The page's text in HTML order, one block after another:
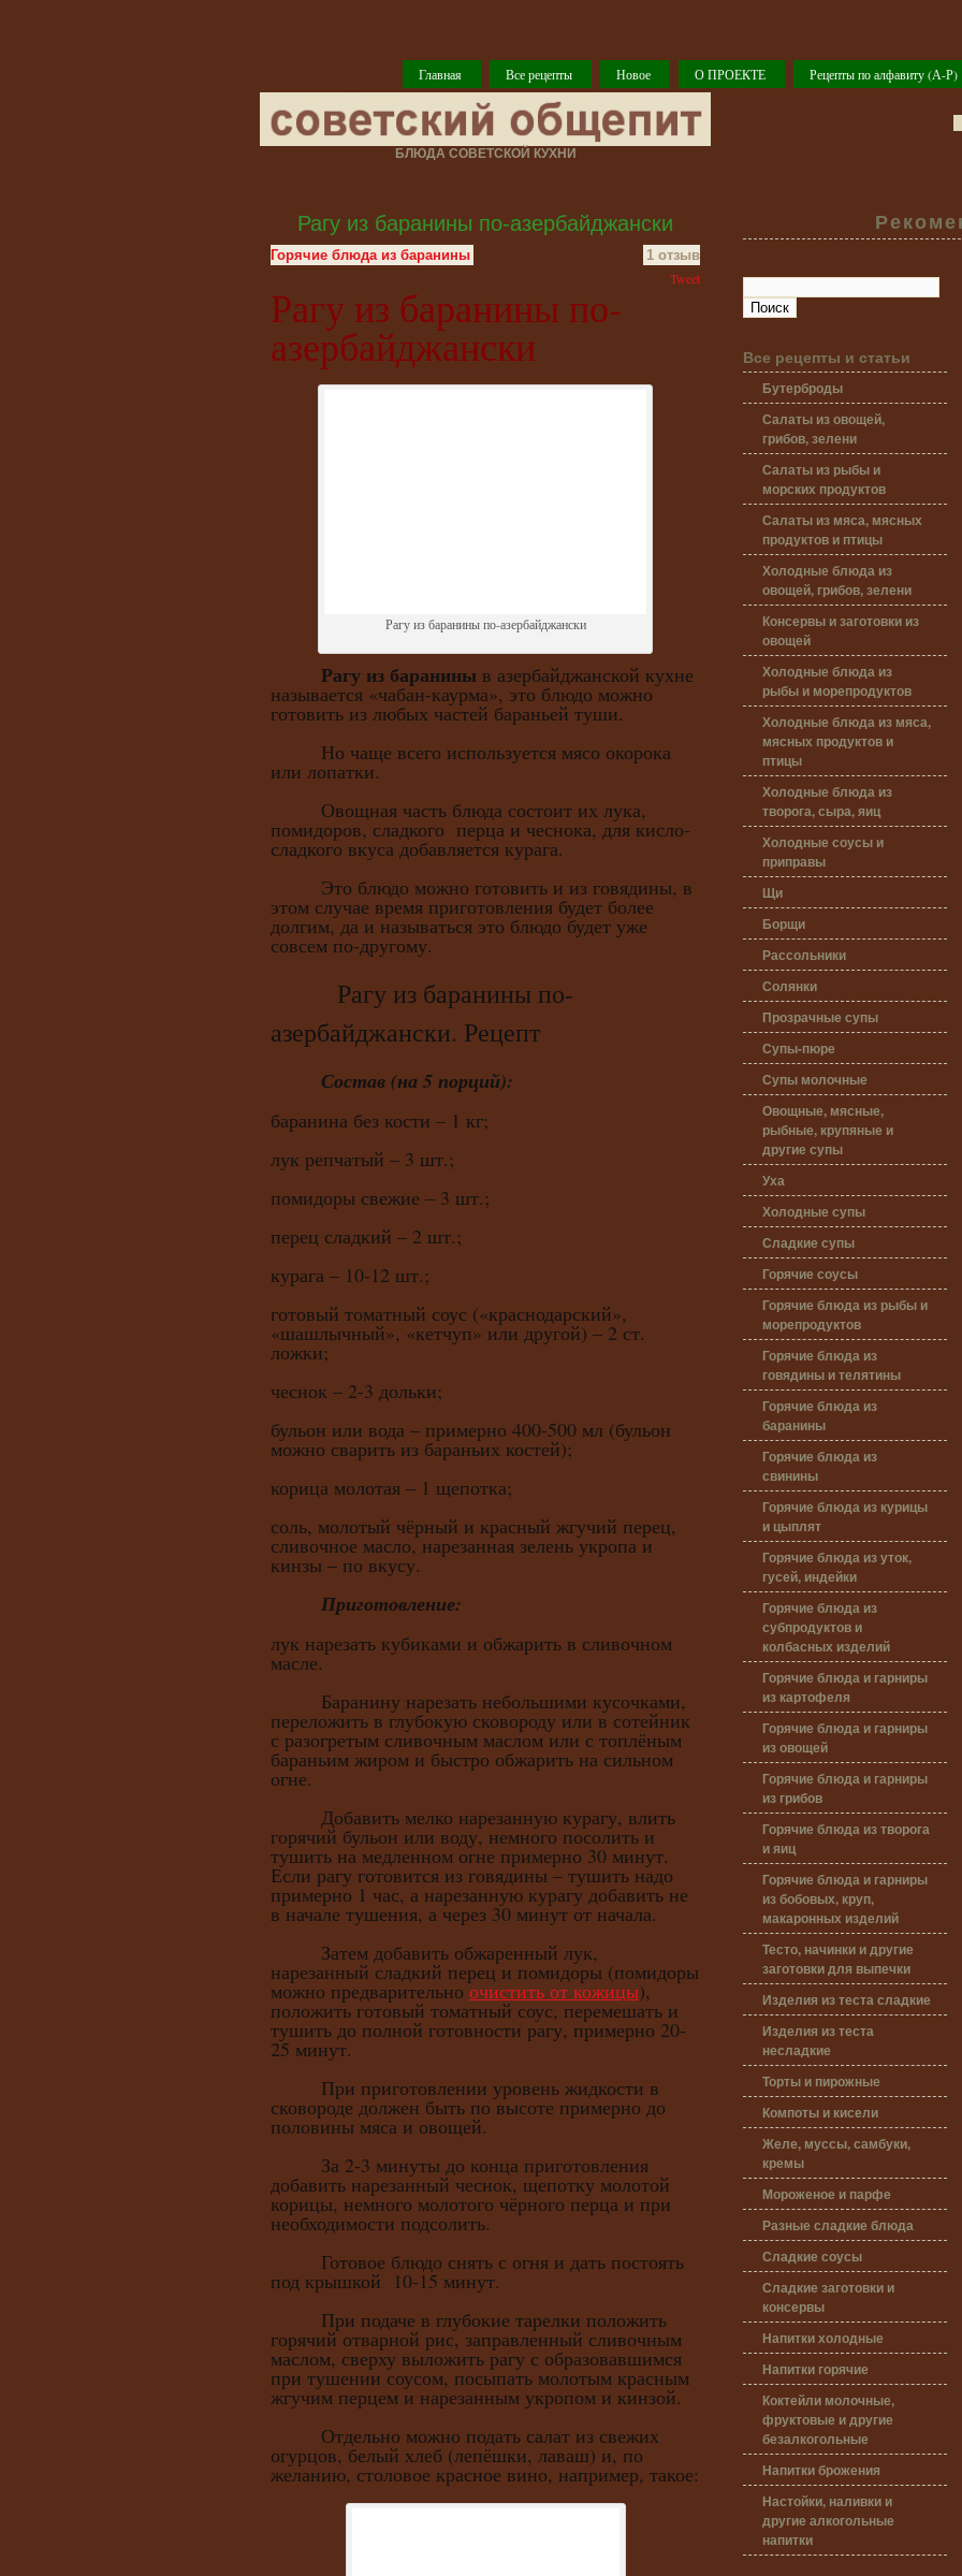
Главная Все рецепты Новое О ПРОЕКТЕ Рецепты по алфавиту (А-Р)
БЛЮДА СОВЕТСКОЙ КУХНИ
Рагу из баранины по-азербайджански
Горячие блюда из баранины 1 отзыв
Tweet
Рагу из баранины по-
азербайджански
Рагу из баранины по-азербайджански
Рагу из баранины в азербайджанской кухне
называется «чабан-каурма», это блюдо можно
готовить из любых частей бараньей туши.
Но чаще всего используется мясо окорока
или лопатки.
Овощная часть блюда состоит их лука,
помидоров, сладкого перца и чеснока, для кисло-
сладкого вкуса добавляется курага.
Это блюдо можно готовить и из говядины, в
этом случае время приготовления будет более
долгим, да и называться это блюдо будет уже
совсем по-другому.
Рагу из баранины по-
азербайджански. Рецепт
Состав (на 5 порций):
баранина без кости – 1 кг;
лук репчатый – 3 шт.;
помидоры свежие – 3 шт.;
перец сладкий – 2 шт.;
курага – 10-12 шт.;
готовый томатный соус («краснодарский»,
«шашлычный», «кетчуп» или другой) – 2 ст.
ложки;
чеснок – 2-3 дольки;
бульон или вода – примерно 400-500 мл (бульон
можно сварить из бараньих костей);
корица молотая – 1 щепотка;
соль, молотый чёрный и красный жгучий перец,
сливочное масло, нарезанная зелень укропа и
кинзы – по вкусу.
Приготовление:
лук нарезать кубиками и обжарить в сливочном
масле.
Баранину нарезать небольшими кусочками,
переложить в глубокую сковороду или в сотейник
с разогретым сливочным маслом или с топлёным
бараньим жиром и быстро обжарить на сильном
огне.
Добавить мелко нарезанную курагу, влить
горячий бульон или воду, немного посолить и
тушить на медленном огне примерно 30 минут.
Если рагу готовится из говядины – тушить надо
примерно 1 час, а нарезанную курагу добавить не
в начале тушения, а через 30 минут от начала.
Затем добавить обжаренный лук,
нарезанный сладкий перец и помидоры (помидоры
можно предварительноочистить от кожицы),
положить готовый томатный соус, перемешать и
тушить до полной готовности рагу, примерно 20-
25 минут.
При приготовлении уровень жидкости в
сковороде должен быть по высоте примерно до
половины мяса и овощей.
За 2-3 минуты до конца приготовления
добавить нарезанный чеснок, щепотку молотой
корицы, немного молотого чёрного перца и при
необходимости подсолить.
Готовое блюдо снять с огня и дать постоять
под крышкой 10-15 минут.
При подаче в глубокие тарелки положить
горячий отварной рис, заправленный сливочным
маслом, сверху выложить рагу с образовавшимся
при тушении соусом, посыпать молотым красным
жгучим перцем и нарезанным укропом и кинзой.
Отдельно можно подать салат из свежих
огурцов, белый хлеб (лепёшки, лаваш) и, по
желанию, столовое красное вино, например, такое:
Все рецепты и статьи
Бутерброды
Салаты из овощей,
грибов, зелени
Салаты из рыбы и
морских продуктов
Салаты из мяса, мясных
продуктов и птицы
Холодные блюда из
овощей, грибов, зелени
Консервы и заготовки из
овощей
Холодные блюда из
рыбы и морепродуктов
Холодные блюда из мяса,
мясных продуктов и
птицы
Холодные блюда из
творога, сыра, яиц
Холодные соусы и
приправы
Щи
Борщи
Рассольники
Солянки
Прозрачные супы
Супы-пюре
Супы молочные
Овощные, мясные,
рыбные, крупяные и
другие супы
Уха
Холодные супы
Сладкие супы
Горячие соусы
Горячие блюда из рыбы и
морепродуктов
Горячие блюда из
говядины и телятины
Горячие блюда из
баранины
Горячие блюда из
свинины
Горячие блюда из курицы
и цыплят
Горячие блюда из уток,
гусей, индейки
Горячие блюда из
субпродуктов и
колбасных изделий
Горячие блюда и гарниры
из картофеля
Горячие блюда и гарниры
из овощей
Горячие блюда и гарниры
из грибов
Горячие блюда из творога
и яиц
Горячие блюда и гарниры
из бобовых, круп,
макаронных изделий
Тесто, начинки и другие
заготовки для выпечки
Изделия из теста сладкие
Изделия из теста
несладкие
Торты и пирожные
Компоты и кисели
Желе, муссы, самбуки,
кремы
Мороженое и парфе
Разные сладкие блюда
Сладкие соусы
Сладкие заготовки и
консервы
Напитки холодные
Напитки горячие
Коктейли молочные,
фруктовые и другие
безалкогольные
Напитки брожения
Настойки, наливки и
другие алкогольные
напитки